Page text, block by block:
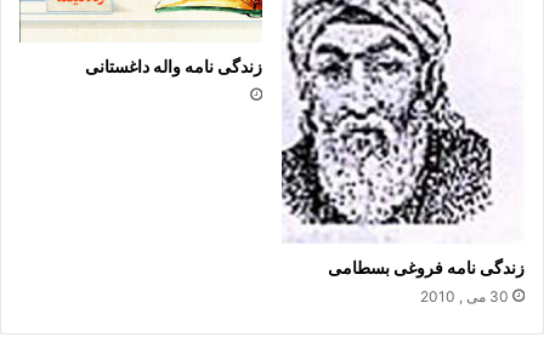
زندگی نامه فروغی بسطامی
30 می , 2010
زندگی نامه واله داغستانی